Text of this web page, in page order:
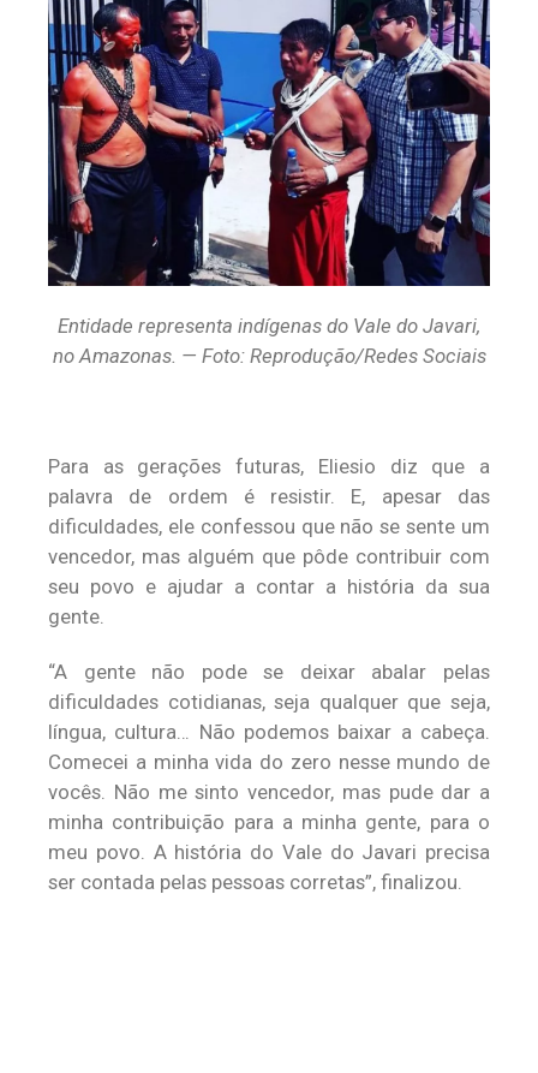
Entidade representa indígenas do Vale do Javari,
no Amazonas. — Foto: Reprodução/Redes Sociais
Para as gerações futuras, Eliesio diz que a
palavra de ordem é resistir. E, apesar das
dificuldades, ele confessou que não se sente um
vencedor, mas alguém que pôde contribuir com
seu povo e ajudar a contar a história da sua
gente.
“A gente não pode se deixar abalar pelas
dificuldades cotidianas, seja qualquer que seja,
língua, cultura… Não podemos baixar a cabeça.
Comecei a minha vida do zero nesse mundo de
vocês. Não me sinto vencedor, mas pude dar a
minha contribuição para a minha gente, para o
meu povo. A história do Vale do Javari precisa
ser contada pelas pessoas corretas”, finalizou.